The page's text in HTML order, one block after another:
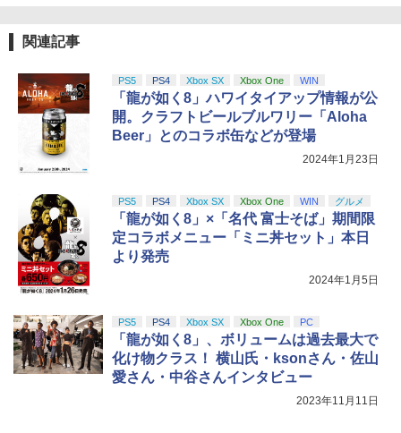
関連記事
PS5 PS4 Xbox SX Xbox One WIN
「龍が如く8」ハワイタイアップ情報が公
開。クラフトビールブルワリー「Aloha
Beer」とのコラボ缶などが登場
2024年1月23日
PS5 PS4 Xbox SX Xbox One WIN グルメ
「龍が如く8」×「名代 富士そば」期間限
定コラボメニュー「ミニ丼セット」本日
より発売
2024年1月5日
PS5 PS4 Xbox SX Xbox One PC
「龍が如く8」、ボリュームは過去最大で
化け物クラス！ 横山氏・ksonさん・佐山
愛さん・中谷さんインタビュー
2023年11月11日